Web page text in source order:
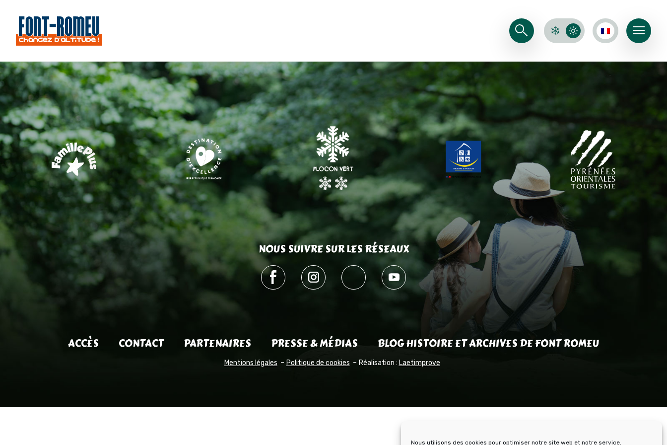
Nous utilisons des cookies pour optimiser notre site web et notre service.
NOUS SUIVRE SUR LES RÉSEAUX
ACCÈS CONTACT PARTENAIRES PRESSE & MÉDIAS BLOG HISTOIRE ET ARCHIVES DE FONT ROMEU
Mentions légales Politique de cookies Réalisation : Laetimprove